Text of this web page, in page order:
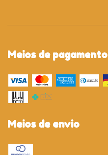
Meios de pagamento
Meios de envio